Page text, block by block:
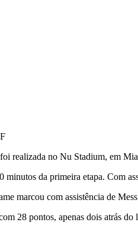
realizada no Nu Stadium, em
da primeira etapa. Com
marcou com assistência de
28 pontos, apenas dois atrás